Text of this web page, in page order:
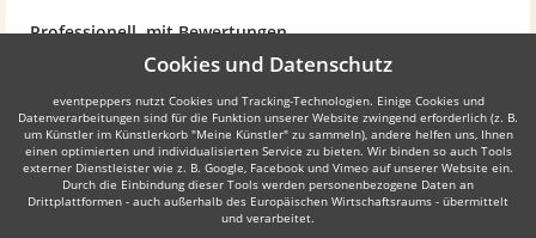
Professionell, mit Bewertungen
Die Discjockeys werden auf der Plattform professionell präsentiert -
Discjockeys - also insbesondere einen DJ - für Ihre Veranstaltung über
eventpeppers anfragen, haben Sie die Möglichkeit nach Ihrer
Veranstaltung selbst eine Bewertung abzugeben und helfen damit
anderen Nutzern gute Discjockeys zu finden.
Cookies und Datenschutz
eventpeppers nutzt Cookies und Tracking-Technologien. Einige Cookies und
Datenverarbeitungen sind für die Funktion unserer Website zwingend erforderlich (z. B.
um Künstler im Künstlerkorb "Meine Künstler" zu sammeln), andere helfen uns, Ihnen
einen optimierten und individualisierten Service zu bieten. Wir binden so auch Tools
externer Dienstleister wie z. B. Google, Facebook und Vimeo auf unserer Website ein.
Durch die Einbindung dieser Tools werden personenbezogene Daten an
Drittplattformen - auch außerhalb des Europäischen Wirtschaftsraums - übermittelt
und verarbeitet.